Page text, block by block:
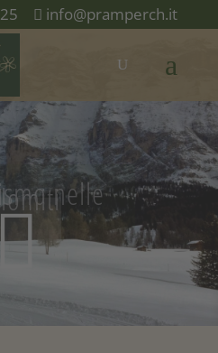
info@pramperch.it
nelle